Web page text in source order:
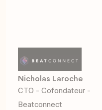
Nicholas Laroche
CTO - Cofondateur -
Beatconnect